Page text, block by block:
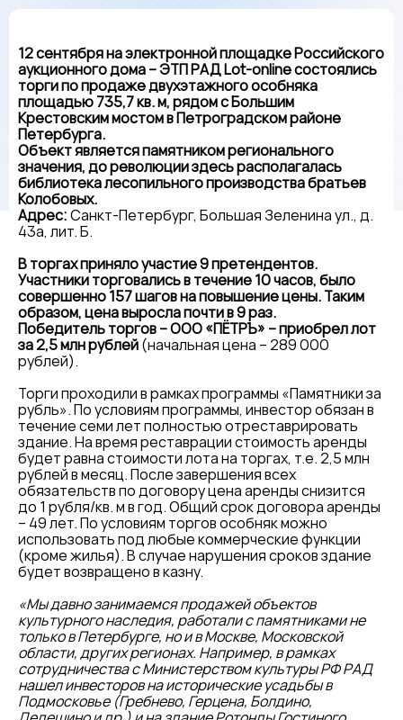
12 сентября на электронной площадке Российского
аукционного дома – ЭТП РАДLot-onlineсостоялись
торги по продаже двухэтажного особняка
площадью 735,7 кв. м, рядом с Большим
Крестовским мостом в Петроградском районе
Петербурга.
Объект является памятником регионального
значения, до революции здесь располагалась
библиотека лесопильного производства братьев
Колобовых.
Адрес:Санкт-Петербург, Большая Зеленина ул., д.
43а, лит. Б.
В торгах приняло участие 9 претендентов.
Участники торговались в течение 10 часов, было
совершенно 157 шагов на повышение цены. Таким
образом, цена выросла почти в 9 раз.
Победитель торгов – ООО «ПЁТРЪ» – приобрел лот
за 2,5 млн рублей(начальная цена – 289 000
рублей).
Торги проходили в рамках программы «Памятники за
рубль». По условиям программы, инвестор обязан в
течение семи лет полностью отреставрировать
здание. На время реставрации стоимость аренды
будет равна стоимости лота на торгах, т.е. 2,5 млн
рублей в месяц. После завершения всех
обязательств по договору цена аренды снизится
до 1 рубля/кв. м в год. Общий срок договора аренды
– 49 лет. По условиям торгов особняк можно
использовать под любые коммерческие функции
(кроме жилья). В случае нарушения сроков здание
будет возвращено в казну.
«Мы давно занимаемся продажей объектов
культурного наследия, работали с памятниками не
только в Петербурге, но и в Москве, Московской
области, других регионах. Например, в рамках
сотрудничества с Министерством культуры РФ РАД
нашел инвесторов на исторические усадьбы в
Подмосковье (Гребнево, Герцена, Болдино,